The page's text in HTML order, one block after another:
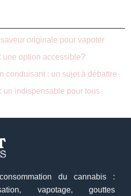
originale pour vapoter
une option accessible?
conduisant : un sujet à débattre
un indispensable pour tous
du cannabis :
vapotage, gouttes